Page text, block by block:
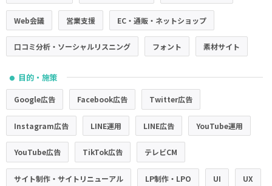
Web会議 営業支援 EC・通販・ネットショップ
口コミ分析・ソーシャルリスニング フォント 素材サイト
● 目的・施策
Google広告 Facebook広告 Twitter広告
Instagram広告 LINE運用 LINE広告 YouTube運用
YouTube広告 TikTok広告 テレビCM
サイト制作・サイトリニューアル LP制作・LPO UI UX